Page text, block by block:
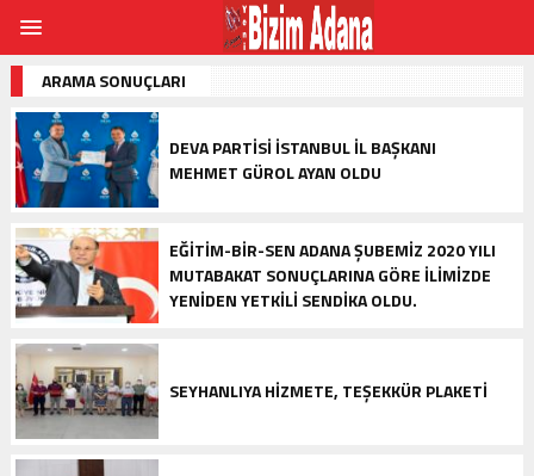
ARAMA SONUÇLARI
DEVA PARTİSİ İSTANBUL İL BAŞKANI
MEHMET GÜROL AYAN OLDU
EĞITIM-BIR-SEN ADANA ŞUBEMIZ 2020 YILI
MUTABAKAT SONUÇLARINA GÖRE ILIMIZDE
YENIDEN YETKILI SENDIKA OLDU.
SEYHANLIYA HIZMETE, TEŞEKKÜR PLAKETI